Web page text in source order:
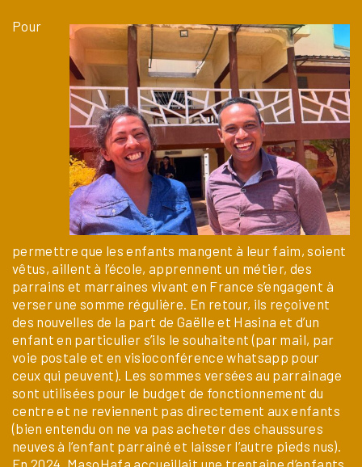
Pour
permettre que les enfants mangent à leur faim, soient
vêtus, aillent à l’école, apprennent un métier, des
parrains et marraines vivant en France s’engagent à
verser une somme régulière. En retour, ils reçoivent
des nouvelles de la part de Gaëlle et Hasina et d’un
enfant en particulier s’ils le souhaitent (par mail, par
voie postale et en visioconférence whatsapp pour
ceux qui peuvent). Les sommes versées au parrainage
sont utilisées pour le budget de fonctionnement du
centre et ne reviennent pas directement aux enfants
(bien entendu on ne va pas acheter des chaussures
neuves à l’enfant parrainé et laisser l’autre pieds nus).
En 2024, MasoHafa accueillait une trentaine d’enfants